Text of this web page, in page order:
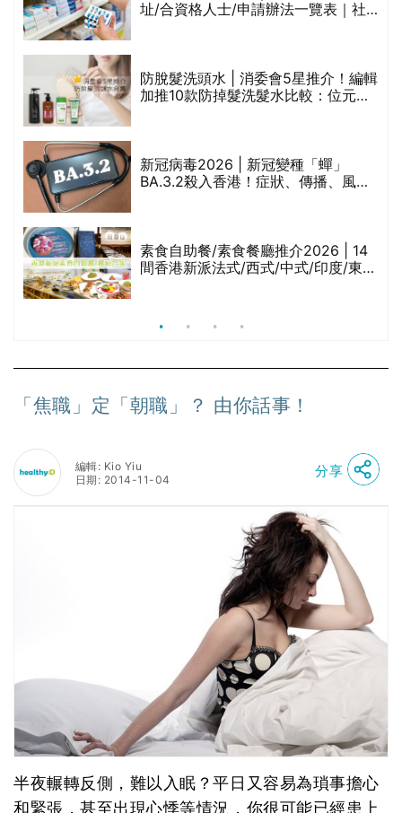
址/合資格人士/申請辦法一覽表｜社
防脫髮洗頭水 | 消委會5星推介！編輯
加推10款防掉髮洗髮水比較：位元
新冠病毒2026 | 新冠變種「蟬」
BA.3.2殺入香港！症狀、傳播、風險
素食自助餐/素食餐廳推介2026 | 14
間香港新派法式/西式/中式/印度/東南
「焦職」定「朝職」？ 由你話事！
編輯: Kio Yiu
日期: 2014-11-04
分享
半夜輾轉反側，難以入眠？平日又容易為瑣事擔心
和緊張，甚至出現心悸等情況，你很可能已經患上